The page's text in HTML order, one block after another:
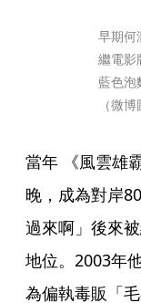
早期何
繼電影
藍色泡
（微博
當年 《風雲雄
晚，成為對岸
過來啊」後來
地位。2003年
為偏執毒販「